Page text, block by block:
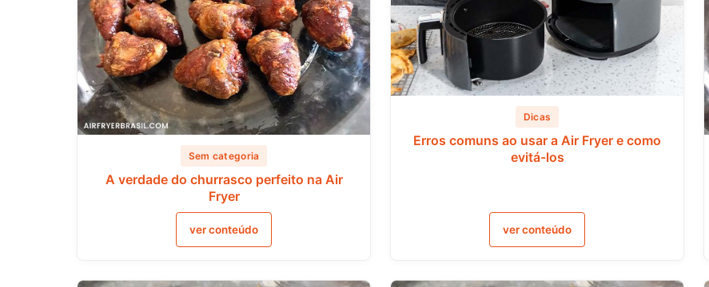
Sem categoria
A verdade do churrasco perfeito na Air
Fryer
ver conteúdo
Dicas
Erros comuns ao usar a Air Fryer e como
evitá-los
ver conteúdo